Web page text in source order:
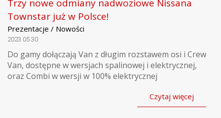
Trzy nowe odmiany nadwoziowe Nissana
Townstar już w Polsce!
Prezentacje / Nowości
2023.05.30
Do gamy dołączają Van z długim rozstawem osi i Crew
Van, dostępne w wersjach spalinowej i elektrycznej,
oraz Combi w wersji w 100% elektrycznej
Czytaj więcej